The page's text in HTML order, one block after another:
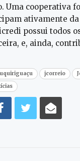
Uma cooperativa
ativamente
possui todos
e, ainda,
jcorreio